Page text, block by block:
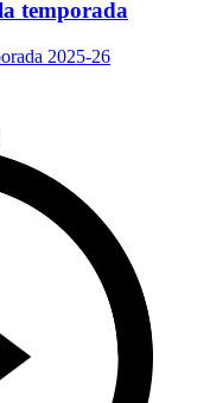
temporada
2025-26